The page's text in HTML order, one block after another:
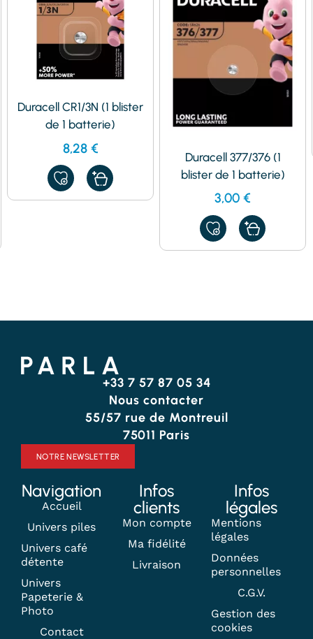
Duracell CR1/3N (1 blister
de 1 batterie)
8,28 €
AJOUTER
À
MES
Duracell 377/376 (1
blister de 1 batterie)
3,00 €
AJOUTER
À
MES
+33 7 57 87 05 34
Nous contacter
55/57 rue de Montreuil
75011 Paris
NOTRE NEWSLETTER
Navigation
Accueil
Univers piles
Univers café
détente
Univers
Papeterie &
Photo
Contact
Infos
clients
Mon compte
Ma fidélité
Livraison
Infos
légales
Mentions
légales
Données
personnelles
C.G.V.
Gestion des
cookies